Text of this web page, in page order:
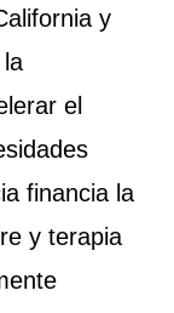
y
el
financia la
y terapia